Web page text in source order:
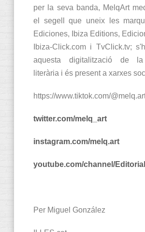
per la seva banda, MelqArt
el segell que uneix les
Ediciones, Ibiza Editions,
Ibiza-Click.com i TvClick.tv;
aquesta digitalització de la
literària i és present a xarxes
https://www.tiktok.com/
twitter.com/melq_art
instagram.com/melq.art
youtube.com/channel/
Per Miguel González